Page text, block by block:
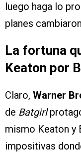
luego haga lo
planes
La fortuna
Keaton por
Claro, Warner
de Batgirl
mismo Keaton y
impositivas